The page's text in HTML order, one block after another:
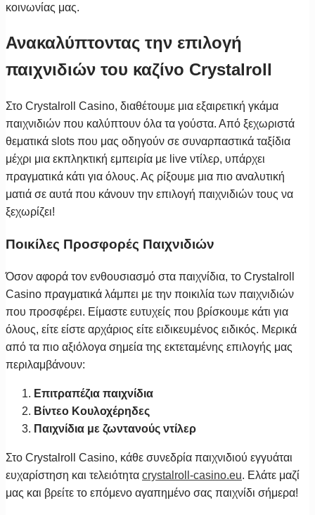
κοινωνίας μας.
Ανακαλύπτοντας την επιλογή
παιχνιδιών του καζίνο Crystalroll
Στο Crystalroll Casino, διαθέτουμε μια εξαιρετική γκάμα
παιχνιδιών που καλύπτουν όλα τα γούστα. Από ξεχωριστά
θεματικά slots που μας οδηγούν σε συναρπαστικά ταξίδια
μέχρι μια εκπληκτική εμπειρία με live ντίλερ, υπάρχει
πραγματικά κάτι για όλους. Ας ρίξουμε μια πιο αναλυτική
ματιά σε αυτά που κάνουν την επιλογή παιχνιδιών τους να
ξεχωρίζει!
Ποικίλες Προσφορές Παιχνιδιών
Όσον αφορά τον ενθουσιασμό στα παιχνίδια, το Crystalroll
Casino πραγματικά λάμπει με την ποικιλία των παιχνιδιών
που προσφέρει. Είμαστε ευτυχείς που βρίσκουμε κάτι για
όλους, είτε είστε αρχάριος είτε ειδικευμένος ειδικός. Μερικά
από τα πιο αξιόλογα σημεία της εκτεταμένης επιλογής μας
περιλαμβάνουν:
Επιτραπέζια παιχνίδια
Βίντεο Κουλοχέρηδες
Παιχνίδια με ζωντανούς ντίλερ
Στο Crystalroll Casino, κάθε συνεδρία παιχνιδιού εγγυάται
ευχαρίστηση και τελειότητα crystalroll-casino.eu. Ελάτε μαζί
μας και βρείτε το επόμενο αγαπημένο σας παιχνίδι σήμερα!